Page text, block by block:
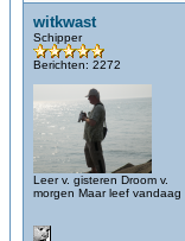
witkwast
Schipper
Berichten: 2272
Leer v. gisteren Droom v.
morgen Maar leef vandaag